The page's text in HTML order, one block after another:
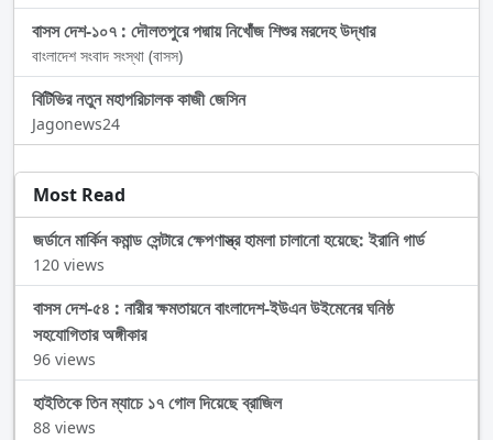
বাসস দেশ-১০৭ : দৌলতপুরে পদ্মায় নিখোঁজ শিশুর মরদেহ উদ্ধার
বাংলাদেশ সংবাদ সংস্থা (বাসস)
বিটিভির নতুন মহাপরিচালক কাজী জেসিন
Jagonews24
Most Read
জর্ডানে মার্কিন কমান্ড সেন্টারে ক্ষেপণাস্ত্র হামলা চালানো হয়েছে: ইরানি গার্ড
120 views
বাসস দেশ-৫৪ : নারীর ক্ষমতায়নে বাংলাদেশ-ইউএন উইমেনের ঘনিষ্ঠ
সহযোগিতার অঙ্গীকার
96 views
হাইতিকে তিন ম্যাচে ১৭ গোল দিয়েছে ব্রাজিল
88 views